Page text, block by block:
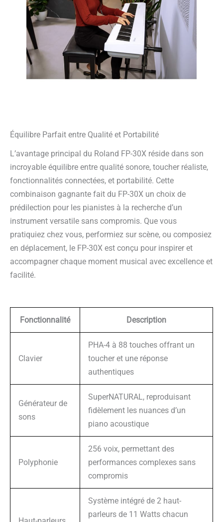
Équilibre Parfait entre Qualité et Portabilité
L’avantage principal du Roland FP-30X réside dans son
incroyable équilibre entre qualité sonore, toucher réaliste,
fonctionnalités connectées, et portabilité. Cette
combinaison gagnante fait du FP-30X un choix de
prédilection pour les pianistes à la recherche d’un
instrument versatile sans compromis. Que vous
pratiquiez chez vous, performiez sur scène, ou composiez
en déplacement, le FP-30X est conçu pour inspirer et
accompagner chaque moment musical avec excellence et
facilité.
Fonctionnalité Description
Clavier
PHA-4 à 88 touches offrant un
toucher et une réponse
authentiques
Générateur de
sons
SuperNATURAL, reproduisant
fidèlement les nuances d’un
piano acoustique
Polyphonie
256 voix, permettant des
performances complexes sans
compromis
Système intégré de 2 haut-
parleurs de 11 Watts chacun